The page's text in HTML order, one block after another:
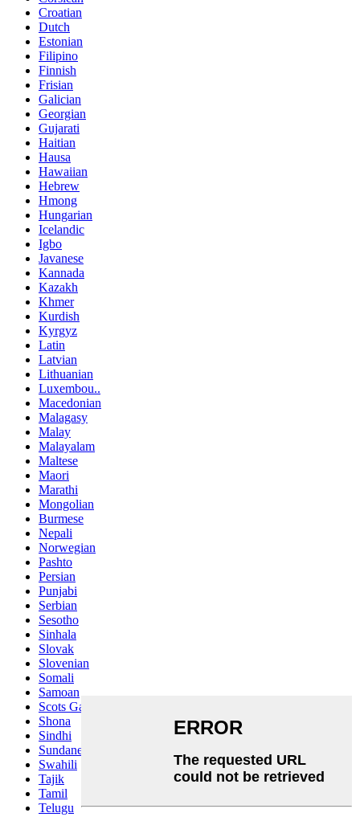
Croatian
Dutch
Estonian
Filipino
Finnish
Frisian
Galician
Georgian
Gujarati
Haitian
Hausa
Hawaiian
Hebrew
Hmong
Hungarian
Icelandic
Igbo
Javanese
Kannada
Kazakh
Khmer
Kurdish
Kyrgyz
Latin
Latvian
Lithuanian
Luxembou..
Macedonian
Malagasy
Malay
Malayalam
Maltese
Maori
Marathi
Mongolian
Burmese
Nepali
Norwegian
Pashto
Persian
Punjabi
Serbian
Sesotho
Sinhala
Slovak
Slovenian
Somali
Samoan
Scots Gaelic
Shona
Sindhi
Sundanese
Swahili
Tajik
Tamil
Telugu